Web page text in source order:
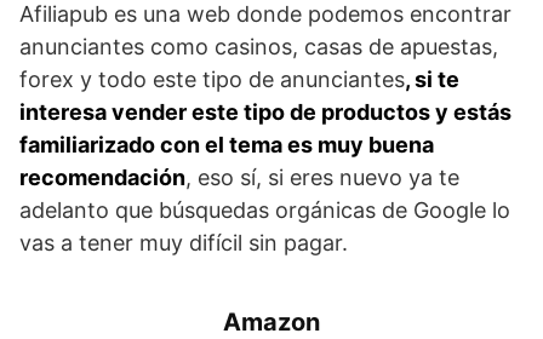
Afiliapub es una web donde podemos encontrar
anunciantes como casinos, casas de apuestas,
forex y todo este tipo de anunciantes, si te
interesa vender este tipo de productos y estás
familiarizado con el tema es muy buena
recomendación, eso sí, si eres nuevo ya te
adelanto que búsquedas orgánicas de Google lo
vas a tener muy difícil sin pagar.
Amazon